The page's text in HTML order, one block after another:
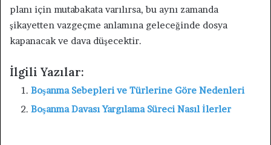
planı için mutabakata varılırsa, bu aynı zamanda
şikayetten vazgeçme anlamına geleceğinde dosya
kapanacak ve dava düşecektir.
İlgili Yazılar:
Boşanma Sebepleri ve Türlerine Göre Nedenleri
Boşanma Davası Yargılama Süreci Nasıl İlerler